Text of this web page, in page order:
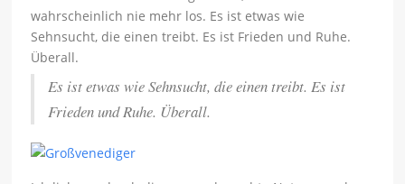
wahrscheinlich nie mehr los. Es ist etwas wie
Sehnsucht, die einen treibt. Es ist Frieden und Ruhe.
Überall.
Es ist etwas wie Sehnsucht, die einen treibt. Es ist
Frieden und Ruhe. Überall.